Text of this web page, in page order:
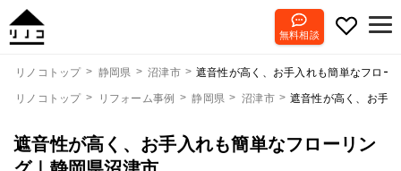
無料相談
リノコトップ 静岡県 沼津市 遮音性が高く、お手入れも簡単なフロー
リノコトップ リフォーム事例 静岡県 沼津市 遮音性が高く、お手
遮音性が高く、お手入れも簡単なフローリン